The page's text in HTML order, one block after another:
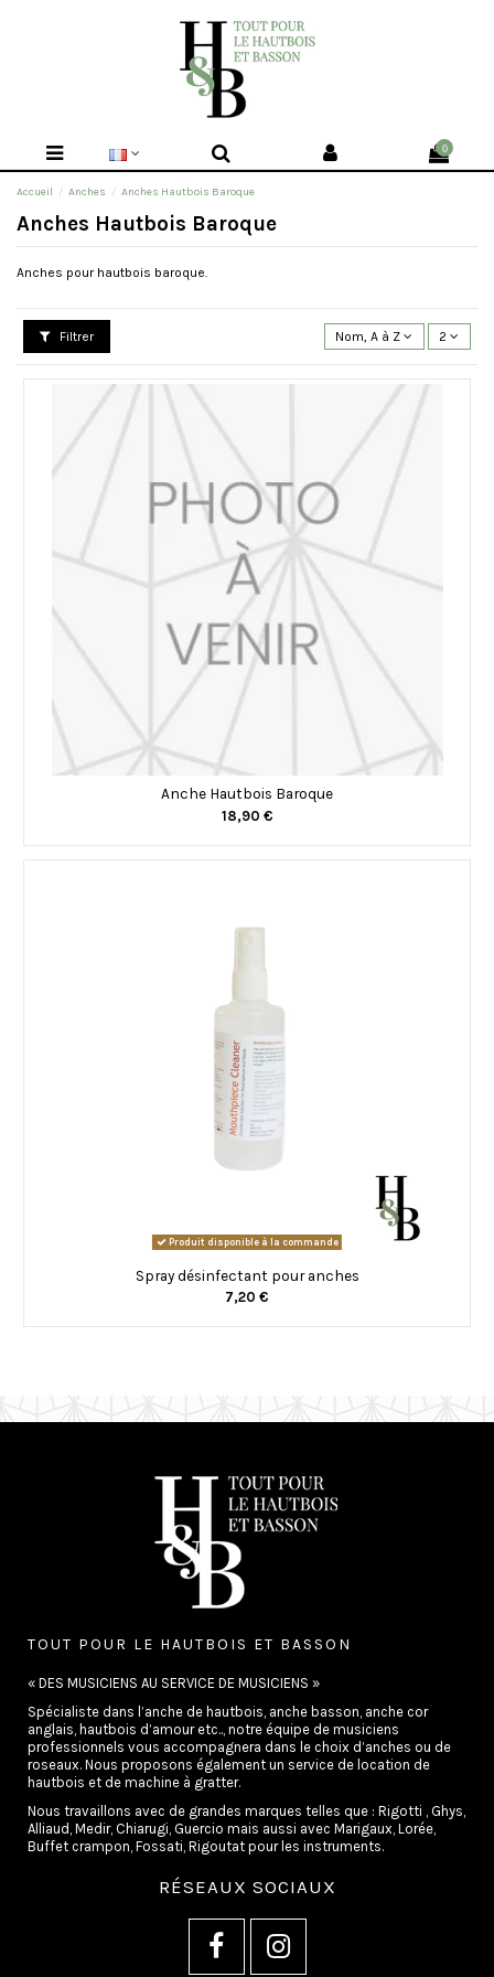
0
Accueil Anches Anches Hautbois Baroque
Anches Hautbois Baroque
Anches pour hautbois baroque.
Filtrer Nom, A à Z 2
Anche Hautbois Baroque
18,90 €
Produit disponible à la commande
Spray désinfectant pour anches
7,20 €
TOUT POUR LE HAUTBOIS ET BASSON
« DES MUSICIENS AU SERVICE DE MUSICIENS »
Spécialiste dans l’anche de hautbois, anche basson, anche cor
anglais, hautbois d’amour etc.., notre équipe de musiciens
professionnels vous accompagnera dans le choix d’anches ou de
roseaux. Nous proposons également un service de location de
hautbois et de machine à gratter.
Nous travaillons avec de grandes marques telles que : Rigotti , Ghys,
Alliaud, Medir, Chiarugi, Guercio mais aussi avec Marigaux, Lorée,
Buffet crampon, Fossati, Rigoutat pour les instruments.
RÉSEAUX SOCIAUX